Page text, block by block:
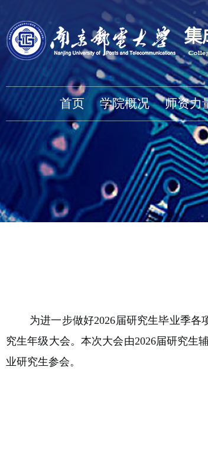
首页 学院概况 师资力
为进一步做好2026届研究生毕业季各
究生年级大会。本次大会由2026届研究生
业研究生参会。